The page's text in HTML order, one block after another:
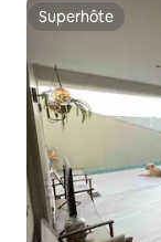
Superhôte
Superhôte